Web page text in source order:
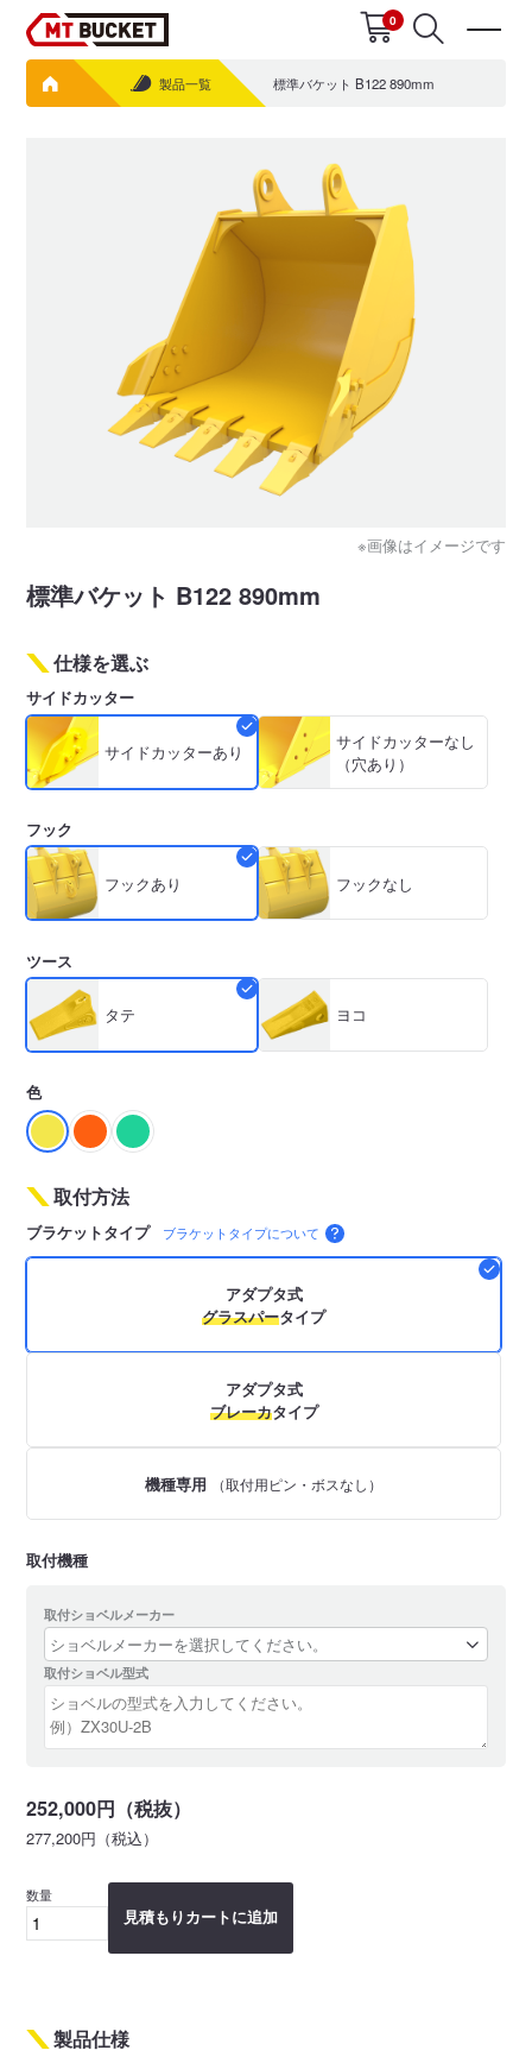
0
製品一覧 標準バケット B122 890mm
※画像はイメージです
標準バケット B122 890mm
仕様を選ぶ
サイドカッター
サイドカッターあり
サイドカッターなし
（穴あり）
フック
フックあり フックなし
ツース
タテ ヨコ
色
取付方法
ブラケットタイプ ブラケットタイプについて
アダプタ式
グラスパータイプ
アダプタ式
ブレーカタイプ
機種専用 （取付用ピン・ボスなし）
取付機種
取付ショベルメーカー
取付ショベル型式
252,000円（税抜）
277,200円（税込）
数量
見積もりカートに追加
製品仕様